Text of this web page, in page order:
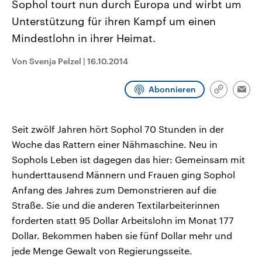
Alle Informationen
Sachsen-Anhalt wählt am 6.
September 2026 einen neuen
Landtag. Seit 2021 wird das
Bundesland von einer Koalition aus
Umfragen, Prognosen,
Wahlprogramme, aktuelle Berichte
und Kandidaten der anstehenden
Hintergründe
Wirtschaftlich und
gehören die Vereinigten
den mächtigsten Ländern
Sophol tourt nun durch Europa und wirbt um
Unterstützung für ihren Kampf um einen
Mindestlohn in ihrer Heimat.
Von Svenja Pelzel | 16.10.2014
Abonnieren
Link
Seit zwölf Jahren hört Sophol 70 Stunden in der
Woche das Rattern einer Nähmaschine. Neu in
Sophols Leben ist dagegen das hier: Gemeinsam mit
hunderttausend Männern und Frauen ging Sophol
Anfang des Jahres zum Demonstrieren auf die
Straße. Sie und die anderen Textilarbeiterinnen
forderten statt 95 Dollar Arbeitslohn im Monat 177
Dollar. Bekommen haben sie fünf Dollar mehr und
jede Menge Gewalt von Regierungsseite.